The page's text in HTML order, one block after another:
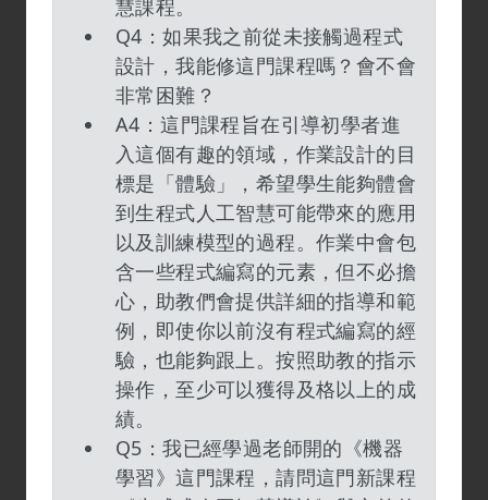
慧課程。
Q4：如果我之前從未接觸過程式
設計，我能修這門課程嗎？會不會
非常困難？
A4：這門課程旨在引導初學者進
入這個有趣的領域，作業設計的目
標是「體驗」，希望學生能夠體會
到生程式人工智慧可能帶來的應用
以及訓練模型的過程。作業中會包
含一些程式編寫的元素，但不必擔
心，助教們會提供詳細的指導和範
例，即使你以前沒有程式編寫的經
驗，也能夠跟上。按照助教的指示
操作，至少可以獲得及格以上的成
績。
Q5：我已經學過老師開的《機器
學習》這門課程，請問這門新課程